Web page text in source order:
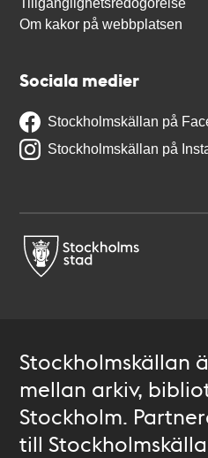
Tillgänglighetsredogörelse
Om kakor på webbplatsen
Sociala medier
Stockholmskällan på
Stockholmskällan på
Stockholmskällan
mellan arkiv,
Stockholm.
till